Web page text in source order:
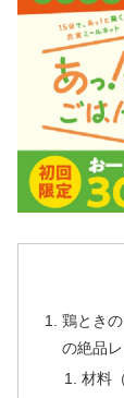
鶏とき
の絶品
材料